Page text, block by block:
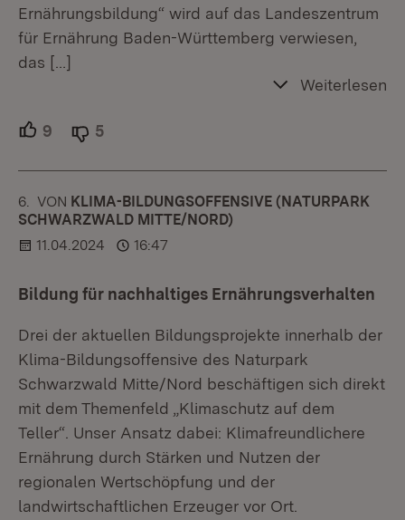
Ernährungsbildung“ wird auf das Landeszentrum
für Ernährung Baden-Württemberg verwiesen,
das […]
Weiterlesen
9 Unterstützer.
5
6. KOMMENTAR
VON :KLIMA-BILDUNGSOFFENSIVE (NATURPARK
SCHWARZWALD MITTE/NORD)
11.04.2024
16:47
Bildung für nachhaltiges Ernährungsverhalten
Drei der aktuellen Bildungsprojekte innerhalb der
Klima-Bildungsoffensive des Naturpark
Schwarzwald Mitte/Nord beschäftigen sich direkt
mit dem Themenfeld „Klimaschutz auf dem
Teller“. Unser Ansatz dabei: Klimafreundlichere
Ernährung durch Stärken und Nutzen der
regionalen Wertschöpfung und der
landwirtschaftlichen Erzeuger vor Ort.